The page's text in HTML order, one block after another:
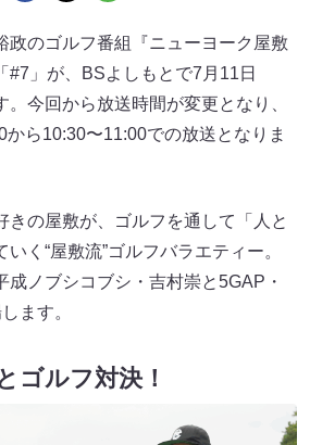
政のゴルフ番組『ニューヨーク屋敷
#7」が、BSよしもとで7月11日
。今回から放送時間が変更となり、
から10:30〜11:00での放送となりま
きの屋敷が、ゴルフを通して「人と
く“屋敷流”ゴルフバラエティー。
成ノブシコブシ・吉村崇と5GAP・
ます。
ゴルフ対決！